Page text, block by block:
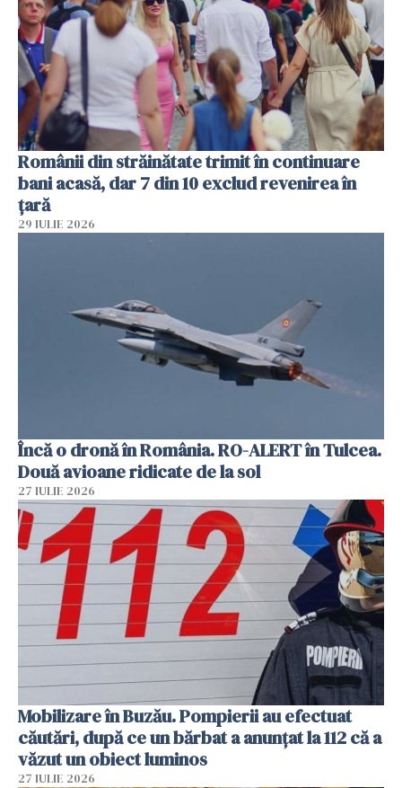
Românii din străinătate trimit în continuare
bani acasă, dar 7 din 10 exclud revenirea în
țară
29 IULIE 2026
Încă o dronă în România. RO-ALERT în Tulcea.
Două avioane ridicate de la sol
27 IULIE 2026
Mobilizare în Buzău. Pompierii au efectuat
căutări, după ce un bărbat a anunțat la 112 că a
văzut un obiect luminos
27 IULIE 2026